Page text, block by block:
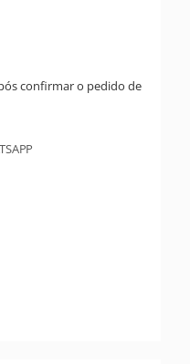
confirmar o pedido de